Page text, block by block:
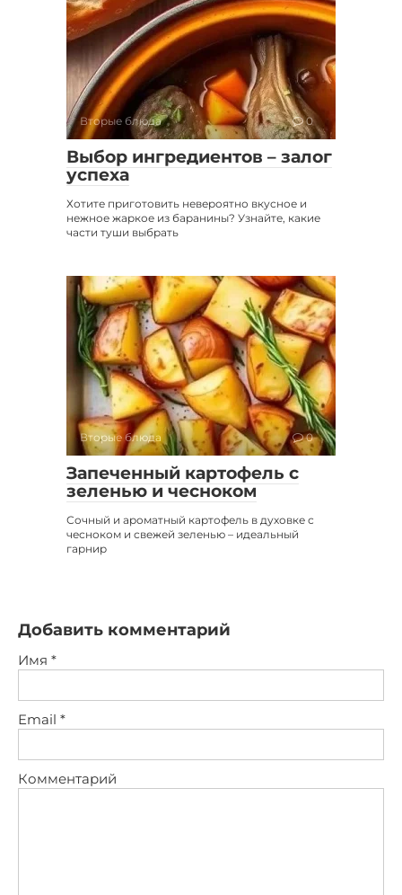
Вторые блюда 0
Выбор ингредиентов – залог
успеха
Хотите приготовить невероятно вкусное и
нежное жаркое из баранины? Узнайте, какие
части туши выбрать
Вторые блюда 0
Запеченный картофель с
зеленью и чесноком
Сочный и ароматный картофель в духовке с
чесноком и свежей зеленью – идеальный
гарнир
Добавить комментарий
Имя *
Email *
Комментарий